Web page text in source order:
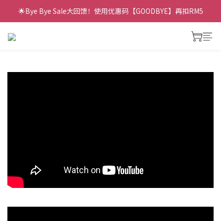
🌟Bye Bye Sale大回馈！使用优惠码【GOODBYE】再扣RM5